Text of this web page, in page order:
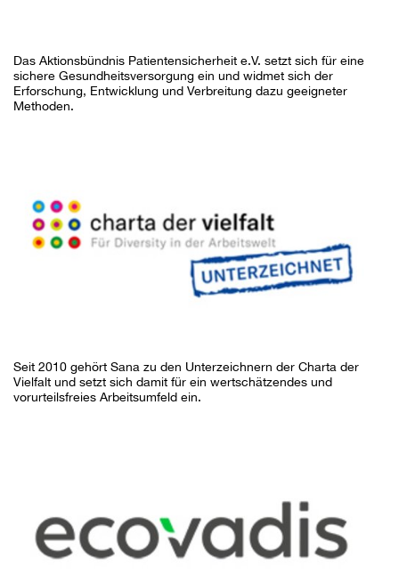
Das Aktionsbündnis Patientensicherheit e.V. setzt sich für eine
sichere Gesundheitsversorgung ein und widmet sich der
Erforschung, Entwicklung und Verbreitung dazu geeigneter
Methoden.
Seit 2010 gehört Sana zu den Unterzeichnern der Charta der
Vielfalt und setzt sich damit für ein wertschätzendes und
vorurteilsfreies Arbeitsumfeld ein.